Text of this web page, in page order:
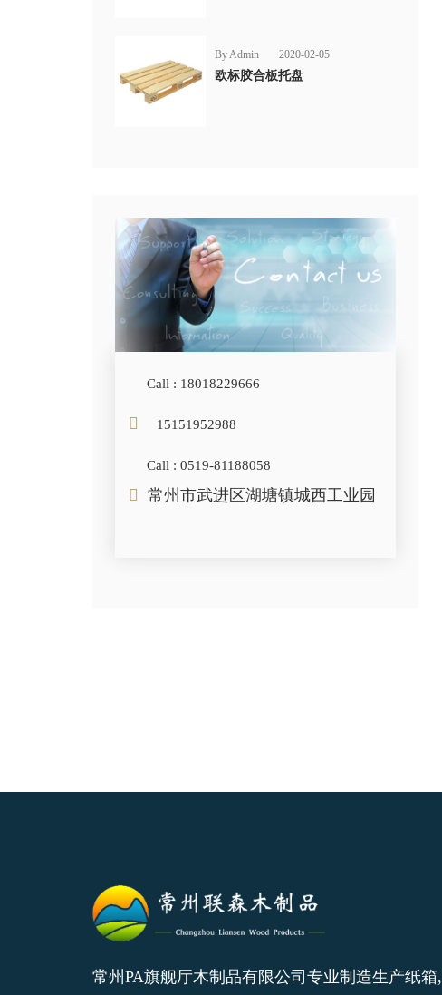
By Admin 2020-02-05
欧标胶合板托盘
Call : 18018229666
15151952988
Call : 0519-81188058
常州市武进区湖塘镇城西工业园
常州PA旗舰厅木制品有限公司专业制造生产纸箱,